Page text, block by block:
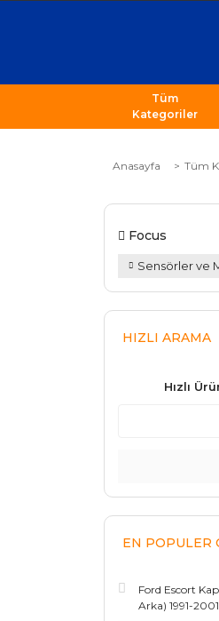
Tüm
Kategoriler
Anasayfa Tüm
Focus
Sensörler ve
HIZLI ARAMA
Hızlı
EN POPULER
Ford Escort
Arka) 1991-2001